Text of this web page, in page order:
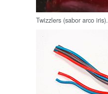
Twizzlers (sabor arco iris).